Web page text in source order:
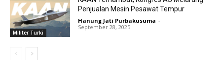
Militer Turki
Penjualan Mesin Pesawat Tempur
Hanung Jati Purbakusuma -
September 28, 2025